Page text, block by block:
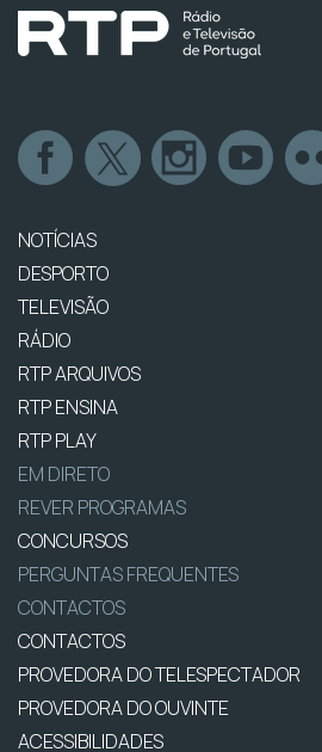
NOTÍCIAS
DESPORTO
TELEVISÃO
RÁDIO
RTP ARQUIVOS
RTP ENSINA
RTP PLAY
EM DIRETO
REVER PROGRAMAS
CONCURSOS
PERGUNTAS FREQUENTES
CONTACTOS
CONTACTOS
PROVEDORA DO TELESPECTADOR
PROVEDORA DO OUVINTE
ACESSIBILIDADES